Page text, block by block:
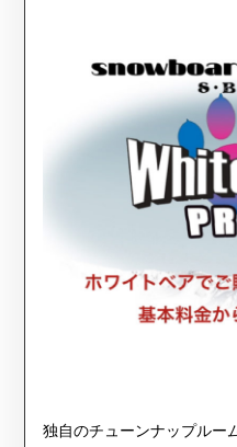
独自のチューンナップルー